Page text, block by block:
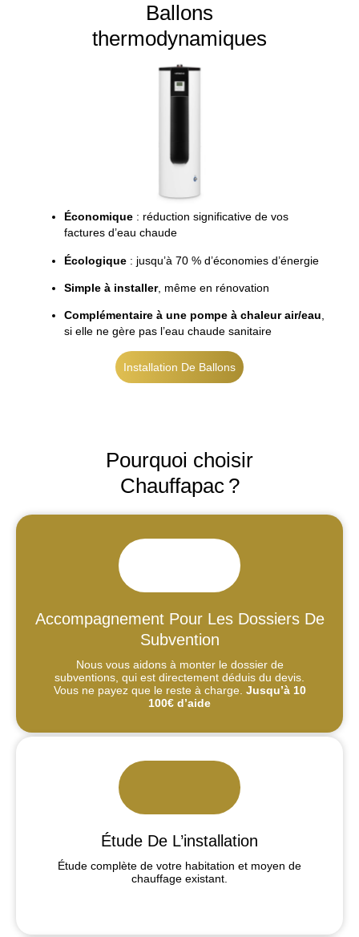
Ballons
thermodynamiques
Économique : réduction significative de vos
factures d’eau chaude
Écologique : jusqu’à 70 % d’économies d’énergie
Simple à installer, même en rénovation
Complémentaire à une pompe à chaleur air/eau,
si elle ne gère pas l’eau chaude sanitaire
Installation De Ballons
Pourquoi choisir
Chauffapac ?
Accompagnement Pour Les Dossiers De
Subvention
Nous vous aidons à monter le dossier de
subventions, qui est directement déduis du devis.
Vous ne payez que le reste à charge. Jusqu’à 10
100€ d’aide
Étude De L’installation
Étude complète de votre habitation et moyen de
chauffage existant.